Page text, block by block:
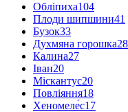
Обліпиха104
Плоди шипшини41
Бузок33
Духмяна горошка28
Калина27
Іван20
Міскантус20
Повліяння18
Хеномеле́с17